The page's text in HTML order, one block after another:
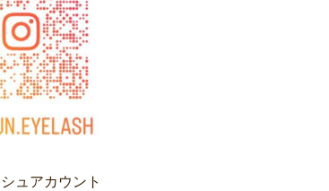
ュアカウント